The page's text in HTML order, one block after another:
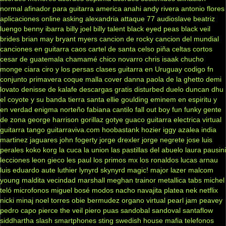
normal afinador para guitarra america anahi andy rivera antonio flores
aplicaciones online asking alexandria attaque 77 audioslave beatriz
luengo benny ibarra billy joel billy talent black eyed peas black veil
brides brian may bryant myers cancion de rocky cancion del mundial
canciones en guitarra caos cartel de santa celso piña celtas cortos
cesar de guatemala chamamé chico novarro chris isaak chucho
monge ciara ciro y los persas clases guitarra en Uruguay codigo fn
conjunto primavera coque malla cover danna paola de la ghetto demi
lovato denisse de kalafe descargas gratis disturbed duelo duncan dhu
el coyote y su banda tierra santa ellie goulding eminem en espiritu y
en verdad enigma norteño fabiana cantilo fall out boy fun funky gente
de zona george harrison gorillaz gotye guaco guitarra electrica virtual
guitarra tango guitarraviva.com hoobastank hozier iggy azalea india
martinez jaguares john fogerty jorge drexler jorge negrete jose luis
perales koko korg la cuca la union las pastillas del abuelo laura pausini
lecciones leon gieco les paul los primos mx los ronaldos lucas arnau
luis eduardo aute luthier lynyrd skynyrd magic! major lazer malcom
young maldita vecindad marshall meghan trainor metallica tabs michel
teló microfonos miguel bosé modos nacho navajita platea nek netflix
nicki minaj noel torres obie bermudez organo virtual pearl jam peavey
pedro capo pierce the veil piero puas sandobal sandoval santaflow
siddhartha slash smartphones sting swedish house mafia telefonos